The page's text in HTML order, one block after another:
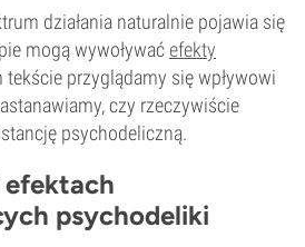
działania naturalnie pojawia się
mogą wywoływaćefekty
tekście przyglądamy się wpływowi
czy rzeczywiście
psychodeliczną.
efektach
psychodeliki